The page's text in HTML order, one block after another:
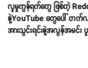
လူမှုကွန်ရက်တွေ ဖြစ်တဲ့
နဲ့YouTube တွေပေါ် တက်
အားသွင်းရင်းနဲ့အလွန်အမင်